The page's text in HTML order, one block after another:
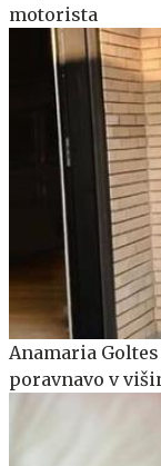
motorista
Anamaria
poravnavo v